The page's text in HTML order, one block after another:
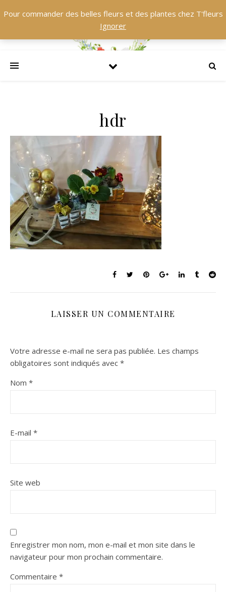
hdr
LAISSER UN COMMENTAIRE
Votre adresse e-mail ne sera pas publiée. Les champs
obligatoires sont indiqués avec *
Nom *
E-mail *
Site web
Enregistrer mon nom, mon e-mail et mon site dans le
navigateur pour mon prochain commentaire.
Commentaire *
Pour commander des belles fleurs et des plantes chez T'fleurs
Ignorer